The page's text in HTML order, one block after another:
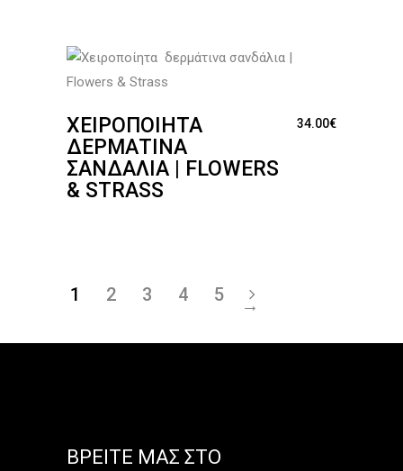
ΧΕΙΡΟΠΟΊΗΤΑ
ΔΕΡΜΆΤΙΝΑ
ΣΑΝΔΆΛΙΑ | FLOWERS
& STRASS
34.00€
1 2 3 4 5 →
ΒΡΕΊΤΕ ΜΑΣ ΣΤΟ